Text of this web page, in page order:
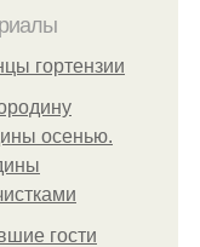
гортензии
осенью.
гости